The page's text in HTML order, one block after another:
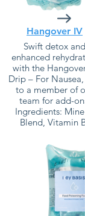
Hangover IV
Swift detox and
enhanced
with the Hangover
Drip – For Nausea,
to a member of
team for add-ons.
Ingredients:
Blend, Vitamin B-
Learn More